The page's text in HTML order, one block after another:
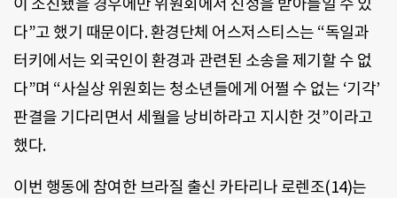
이 소진됐을 경우에만 위원회에서 진정을 받아들일 수 있
다”고 했기 때문이다. 환경단체 어스저스티스는 “독일과
터키에서는 외국인이 환경과 관련된 소송을 제기할 수 없
다”며 “사실상 위원회는 청소년들에게 어쩔 수 없는 ‘기각’
판결을 기다리면서 세월을 낭비하라고 지시한 것”이라고
했다.
이번 행동에 참여한 브라질 출신 카타리나 로렌조(14)는